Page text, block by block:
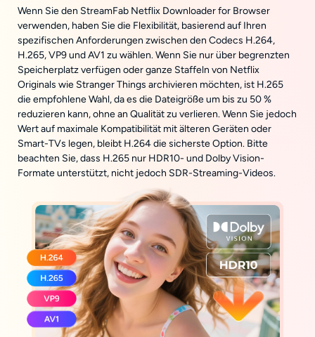
Wenn Sie den StreamFab Netflix Downloader for Browser
verwenden, haben Sie die Flexibilität, basierend auf Ihren
spezifischen Anforderungen zwischen den Codecs H.264,
H.265, VP9 und AV1 zu wählen. Wenn Sie nur über begrenzten
Speicherplatz verfügen oder ganze Staffeln von Netflix
Originals wie Stranger Things archivieren möchten, ist H.265
die empfohlene Wahl, da es die Dateigröße um bis zu 50 %
reduzieren kann, ohne an Qualität zu verlieren. Wenn Sie jedoch
Wert auf maximale Kompatibilität mit älteren Geräten oder
Smart-TVs legen, bleibt H.264 die sicherste Option. Bitte
beachten Sie, dass H.265 nur HDR10- und Dolby Vision-
Formate unterstützt, nicht jedoch SDR-Streaming-Videos.